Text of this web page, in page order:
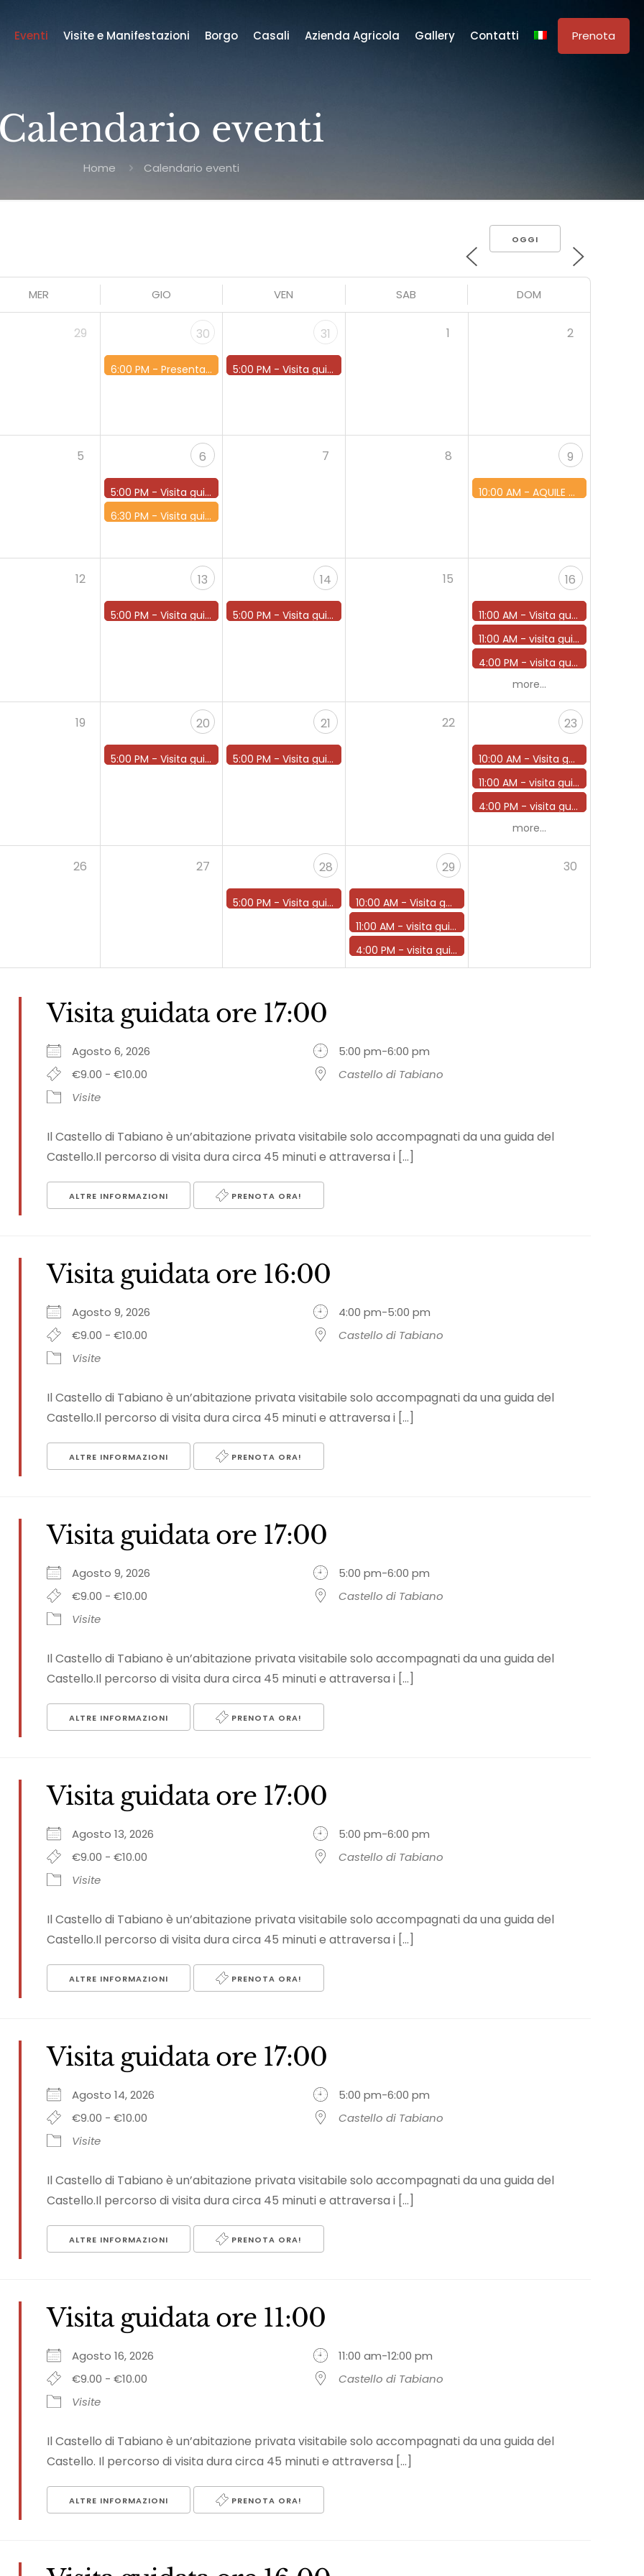
Eventi Visite e Manifestazioni Borgo Casali Azienda Agricola Gallery Contatti Prenota
Calendario eventi
Home Calendario eventi
OGGI
MER GIO VEN SAB DOM
29 30
6:00 PM - Presentazione del libro “Io, l’Italia e l’Europa” e aperitivo
31
5:00 PM -Visita guidata ore 17
1 2
5 6
5:00 PM - Visita guidata ore 17
6:30 PM - Visita guidata al Castello con aperitivo ore 18.30
7 8 9
10:00 AM - AQUILE E GUFI IN VOLO AL CASTELLO DI TABIANO - GRANDI SPETTACOLI DI FALCONERIA NELL’ANTICO MANIERO
12 13
5:00 PM - Visita guidata ore 17
14
5:00 PM -Visita guidata ore 17
15 16
11:00 AM - Visita guidata ore 10
11:00 AM - visita guidata ore 11
4:00 PM - visita guidata ore 16
more...
19 20
5:00 PM - Visita guidata ore 17
21
5:00 PM -Visita guidata ore 17
22 23
10:00 AM - Visita guidata ore 10
11:00 AM - visita guidata ore 11
4:00 PM - visita guidata ore 16
more...
26 27 28
5:00 PM -Visita guidata ore 17
29
10:00 AM -Visita guidata ore 10
11:00 AM -visita guidata ore 11
4:00 PM -visita guidata ore 16
30
Visita guidata ore 17:00
Agosto 6, 2026
5:00 pm-6:00 pm
€9.00 - €10.00
Castello di Tabiano
Visite
Il Castello di Tabiano è un’abitazione privata visitabile solo accompagnati da una guida del
Castello.Il percorso di visita dura circa 45 minuti e attraversa i [...]
ALTRE INFORMAZIONI PRENOTA ORA!
Visita guidata ore 16:00
Agosto 9, 2026
4:00 pm-5:00 pm
€9.00 - €10.00
Castello di Tabiano
Visite
Il Castello di Tabiano è un’abitazione privata visitabile solo accompagnati da una guida del
Castello.Il percorso di visita dura circa 45 minuti e attraversa i [...]
ALTRE INFORMAZIONI PRENOTA ORA!
Visita guidata ore 17:00
Agosto 9, 2026
5:00 pm-6:00 pm
€9.00 - €10.00
Castello di Tabiano
Visite
Il Castello di Tabiano è un’abitazione privata visitabile solo accompagnati da una guida del
Castello.Il percorso di visita dura circa 45 minuti e attraversa i [...]
ALTRE INFORMAZIONI PRENOTA ORA!
Visita guidata ore 17:00
Agosto 13, 2026
5:00 pm-6:00 pm
€9.00 - €10.00
Castello di Tabiano
Visite
Il Castello di Tabiano è un’abitazione privata visitabile solo accompagnati da una guida del
Castello.Il percorso di visita dura circa 45 minuti e attraversa i [...]
ALTRE INFORMAZIONI PRENOTA ORA!
Visita guidata ore 17:00
Agosto 14, 2026
5:00 pm-6:00 pm
€9.00 - €10.00
Castello di Tabiano
Visite
Il Castello di Tabiano è un’abitazione privata visitabile solo accompagnati da una guida del
Castello.Il percorso di visita dura circa 45 minuti e attraversa i [...]
ALTRE INFORMAZIONI PRENOTA ORA!
Visita guidata ore 11:00
Agosto 16, 2026
11:00 am-12:00 pm
€9.00 - €10.00
Castello di Tabiano
Visite
Il Castello di Tabiano è un’abitazione privata visitabile solo accompagnati da una guida del
Castello. Il percorso di visita dura circa 45 minuti e attraversa [...]
ALTRE INFORMAZIONI PRENOTA ORA!